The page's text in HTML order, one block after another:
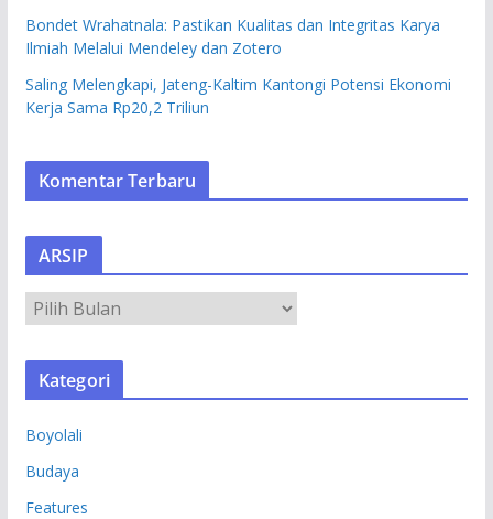
Bondet Wrahatnala: Pastikan Kualitas dan Integritas Karya
Ilmiah Melalui Mendeley dan Zotero
Saling Melengkapi, Jateng-Kaltim Kantongi Potensi Ekonomi
Kerja Sama Rp20,2 Triliun
Komentar Terbaru
ARSIP
R
S
Kategori
Boyolali
Budaya
Features